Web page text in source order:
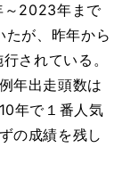
～2023年まで
が、昨年から
されている。
年出走頭数は
年で１番人気
の成績を残し